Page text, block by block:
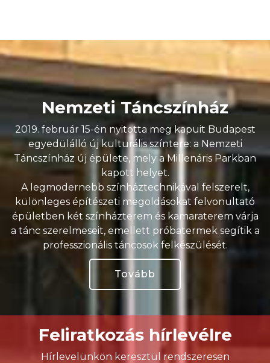
Nemzeti Táncszínház
2019. február 15-én nyitotta meg kapuit Budapest
egyedülálló új kulturális színtere: a Nemzeti
Táncszínház új épülete, mely a Millenáris Parkban
kapott helyet.
A legmodernebb színháztechnikával felszerelt,
különleges építészeti megoldásokat felvonultató
épületben két színházterem és kamaraterem várja
a tánc szerelmeseit, emellett próbatermek segítik a
professzionális táncosok felkészülését.
Tovább
Feliratkozás hírlevélre
Hírlevelünkön keresztül rendszeresen